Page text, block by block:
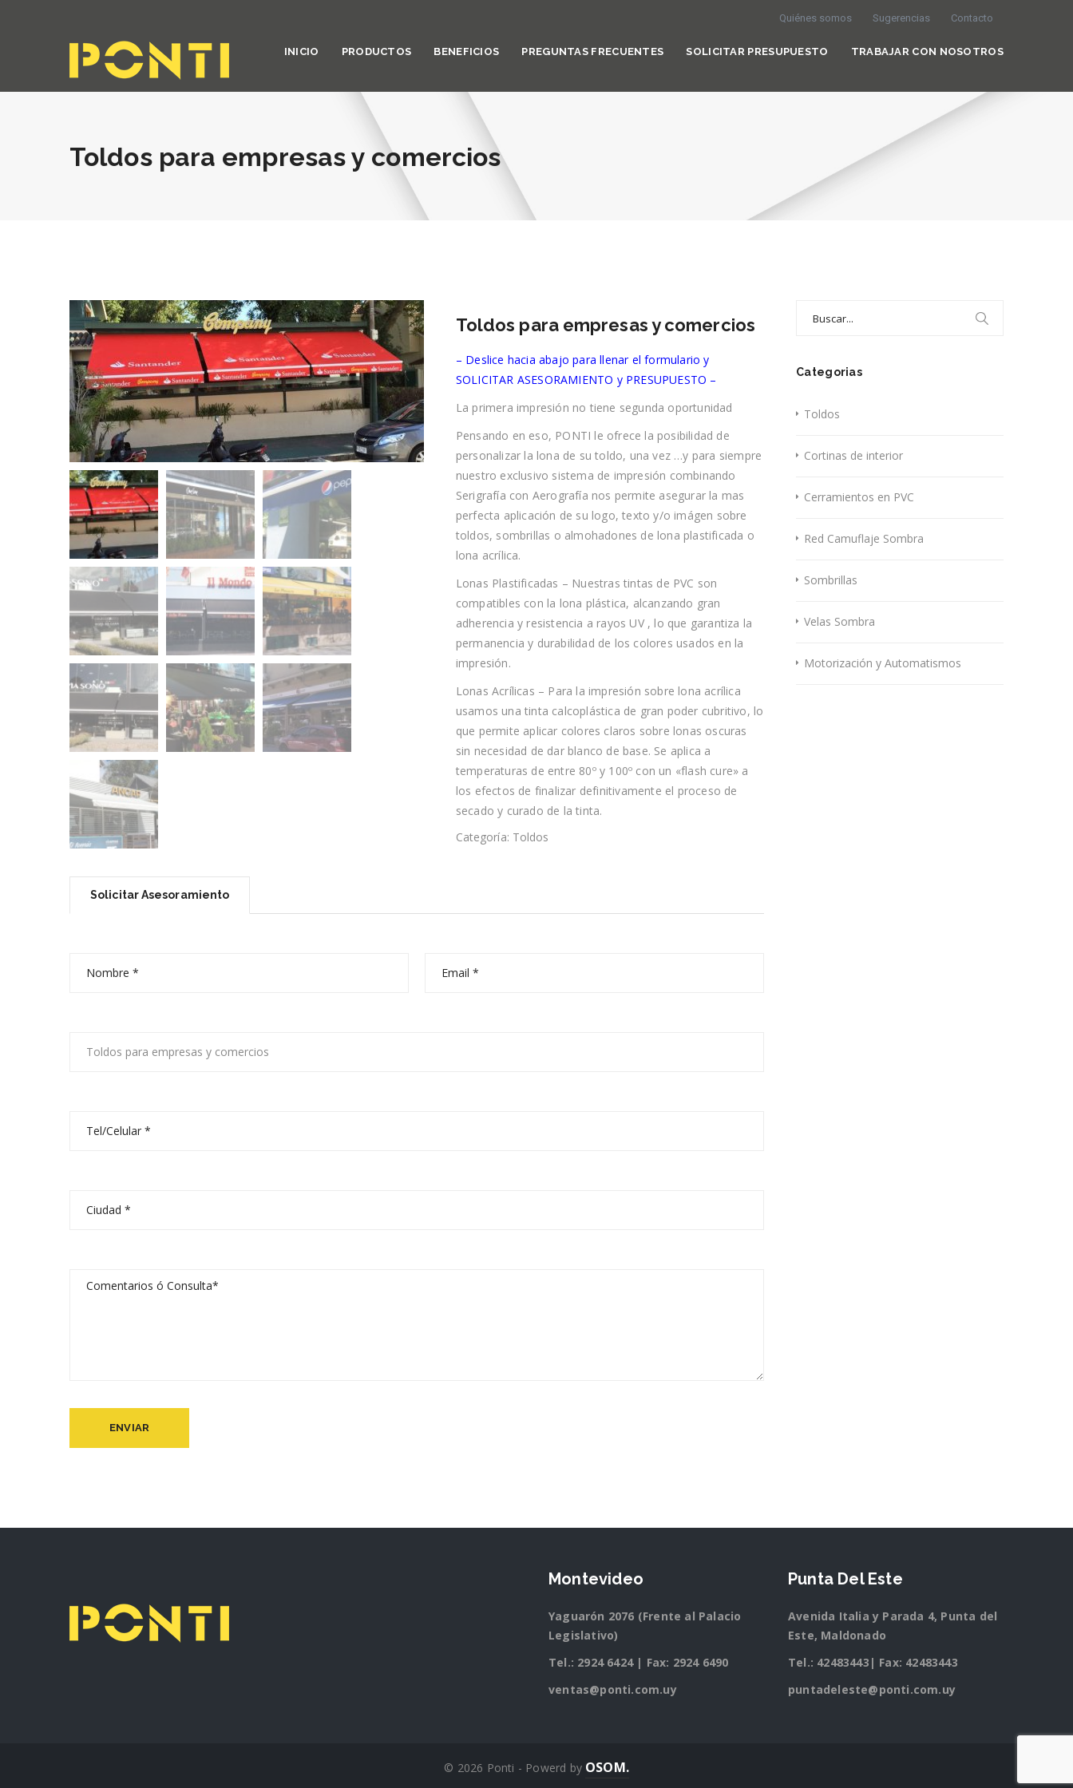
Quiénes somos Sugerencias Contacto
INICIO PRODUCTOS BENEFICIOS PREGUNTAS FRECUENTES SOLICITAR PRESUPUESTO TRABAJAR CON NOSOTROS
Toldos para empresas y comercios
Toldos para empresas y comercios
– Deslice hacia abajo para llenar el formulario y
SOLICITAR ASESORAMIENTO y PRESUPUESTO –
La primera impresión no tiene segunda oportunidad
Pensando en eso, PONTI le ofrece la posibilidad de
personalizar la lona de su toldo, una vez …y para siempre
nuestro exclusivo sistema de impresión combinando
Serigrafía con Aerografía nos permite asegurar la mas
perfecta aplicación de su logo, texto y/o imágen sobre
toldos, sombrillas o almohadones de lona plastificada o
lona acrílica.
Lonas Plastificadas – Nuestras tintas de PVC son
compatibles con la lona plástica, alcanzando gran
adherencia y resistencia a rayos UV , lo que garantiza la
permanencia y durabilidad de los colores usados en la
impresión.
Lonas Acrílicas – Para la impresión sobre lona acrílica
usamos una tinta calcoplástica de gran poder cubritivo, lo
que permite aplicar colores claros sobre lonas oscuras
sin necesidad de dar blanco de base. Se aplica a
temperaturas de entre 80º y 100º con un «flash cure» a
los efectos de finalizar definitivamente el proceso de
secado y curado de la tinta.
Categoría: Toldos
Solicitar Asesoramiento
Categorias
Toldos
Cortinas de interior
Cerramientos en PVC
Red Camuflaje Sombra
Sombrillas
Velas Sombra
Motorización y Automatismos
Montevideo
Yaguarón 2076 (Frente al Palacio
Legislativo)
Tel.: 2924 6424| Fax: 2924 6490
ventas@ponti.com.uy
Punta Del Este
Avenida Italia y Parada 4, Punta del
Este, Maldonado
Tel.: 42483443 | Fax: 42483443
puntadeleste@ponti.com.uy
© 2026 Ponti - Powerd by OSOM.